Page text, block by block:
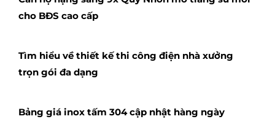
cho BĐS cao cấp
Tìm hiểu về thiết kế thi công điện nhà xưởng
trọn gói đa dạng
Bảng giá inox tấm 304 cập nhật hàng ngày